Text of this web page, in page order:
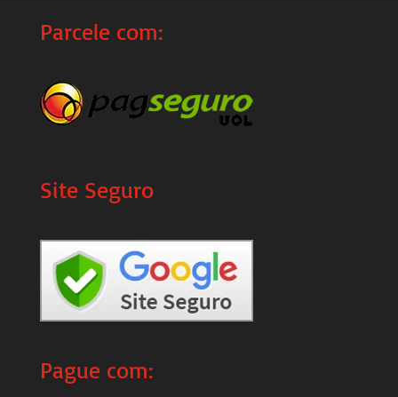
Parcele com:
Site Seguro
Pague com: